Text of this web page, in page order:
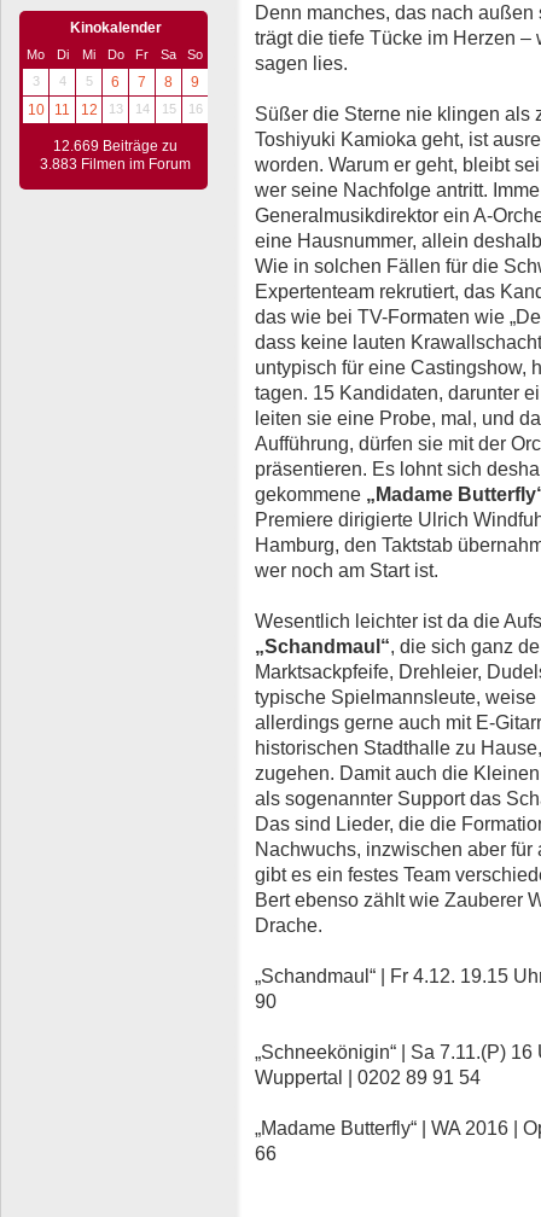
Kinokalender
Mo Di Mi Do Fr Sa
So
3
4 5 6 7 8
9
10
11 12 13 14 15 16
12.669 Beiträge zu
3.883 Filmen im Forum
Denn manches, das nach
trägt die tiefe Tücke im Herzen –
sagen lies.
Süßer die Sterne nie klingen als
Toshiyuki Kamioka geht, ist
worden. Warum er geht, bleibt
wer seine Nachfolge antritt.
Generalmusikdirektor ein A-
eine Hausnummer, allein
Wie in solchen Fällen für die
Expertenteam rekrutiert, das
das wie bei TV-Formaten wie
dass keine lauten
untypisch für eine Castingshow,
tagen. 15 Kandidaten, darunter
leiten sie eine Probe, mal, und
Aufführung, dürfen sie mit der
präsentieren. Es lohnt sich
gekommene „Madame
Premiere dirigierte Ulrich
Hamburg, den Taktstab
wer noch am Start ist.
Wesentlich leichter ist da die
„Schandmaul“, die sich ganz
Marktsackpfeife, Drehleier,
typische Spielmannsleute,
allerdings gerne auch mit E-
historischen Stadthalle zu
zugehen. Damit auch die
als sogenannter Support das
Das sind Lieder, die die
Nachwuchs, inzwischen aber
gibt es ein festes Team
Bert ebenso zählt wie Zauberer
Drache.
„Schandmaul“ | Fr 4.12. 19.15
90
„Schneekönigin“ | Sa 7.11.(P)
Wuppertal | 0202 89 91 54
„Madame Butterfly“ | WA 2016 |
66